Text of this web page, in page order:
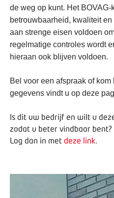
de weg op kunt. Het BOVAG-
betrouwbaarheid, kwaliteit
aan strenge eisen voldoen
regelmatige controles wordt
hieraan ook blijven voldoen.
Bel voor een afspraak of
gegevens vindt u op deze
Is dit uw bedrijf en wilt u
zodat u beter vindbaar bent?
Log dan in met deze link.